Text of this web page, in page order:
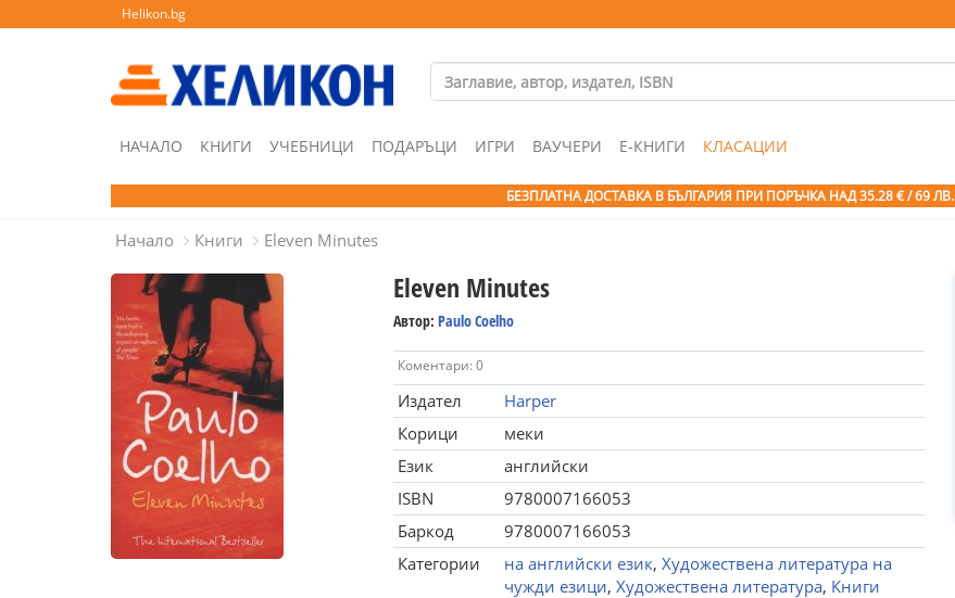
Helikon.bg
НАЧАЛО КНИГИ УЧЕБНИЦИ ПОДАРЪЦИ ИГРИ ВАУЧЕРИ Е-КНИГИ КЛАСАЦИИ
БЕЗПЛАТНА ДОСТАВКА В БЪЛГАРИЯ ПРИ ПОРЪЧКА НАД 35.28 € / 69 ЛВ.
Начало Книги Eleven Minutes
Eleven Minutes
Автор: Paulo Coelho
Коментари: 0
Издател
Harper
Корици
меки
Език
английски
ISBN
9780007166053
Баркод
9780007166053
Категории
на английски език, Художествена литература на
чужди езици, Художествена литература, Книги